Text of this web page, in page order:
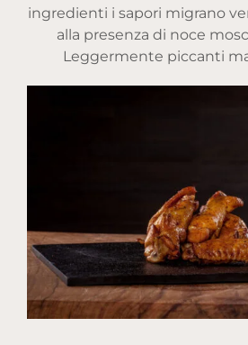
ingredienti i sapori migrano
alla presenza di noce
Leggermente piccanti